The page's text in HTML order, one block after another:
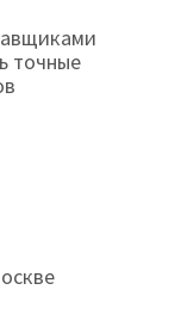
точные